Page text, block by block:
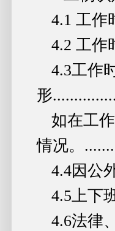
4.1 工作
4.2 工作
4.3工作
形
如在工
情况。
4.4因公
4.5上下
4.6法律